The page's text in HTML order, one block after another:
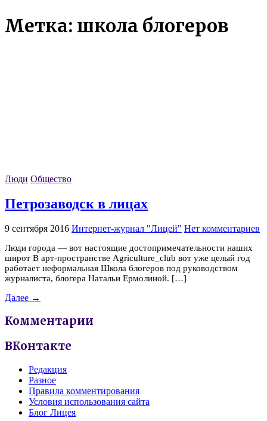
Метка: школа блогеров
Люди Общество
Петрозаводск в лицах
9 сентября 2016 Интернет-журнал "Лицей" Нет комментариев
Люди города — вот настоящие достопримечательности наших
широт В арт-пространстве Аgriculture_club вот уже целый год
работает неформальная Школа блогеров под руководством
журналиста, блогера Натальи Ермолиной. […]
Далее →
Комментарии
ВКонтакте
Редакция
Разное
Правила комментирования
Условия использования сайта
Блог Лицея